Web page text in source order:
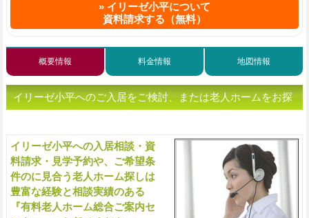
イリーゼ小平について
資料請求する（無料）
概要情報 料金情報 地図情報
イリーゼ小平へのご入居をご検討、または老人ホームをお探
イリーゼ小平への入居相談・資
料請求・見学予約や、ご希望条
件のに見合う老人ホーム探しは
豊富な経験と相談実績のある
『有料老人ホーム総合ご案内セ